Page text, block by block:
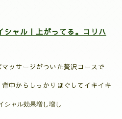
シャル｜上がってる。コリハ
ッサージがついた贅沢コースで
中からしっかりほぐしてイキイキ
ャル効果増し増し